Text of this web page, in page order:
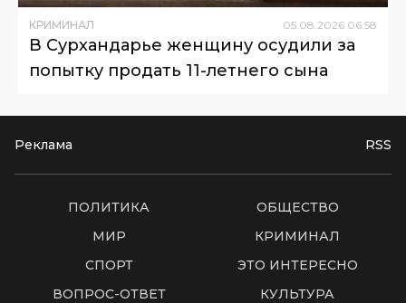
КРИМИНАЛ 05 08 2026 06:58
В Сурхандарье женщину осудили за
попытку продать 11-летнего сына
Реклама RSS
ПОЛИТИКА
ОБЩЕСТВО
МИР
КРИМИНАЛ
СПОРТ
ЭТО ИНТЕРЕСНО
ВОПРОС-ОТВЕТ
КУЛЬТУРА